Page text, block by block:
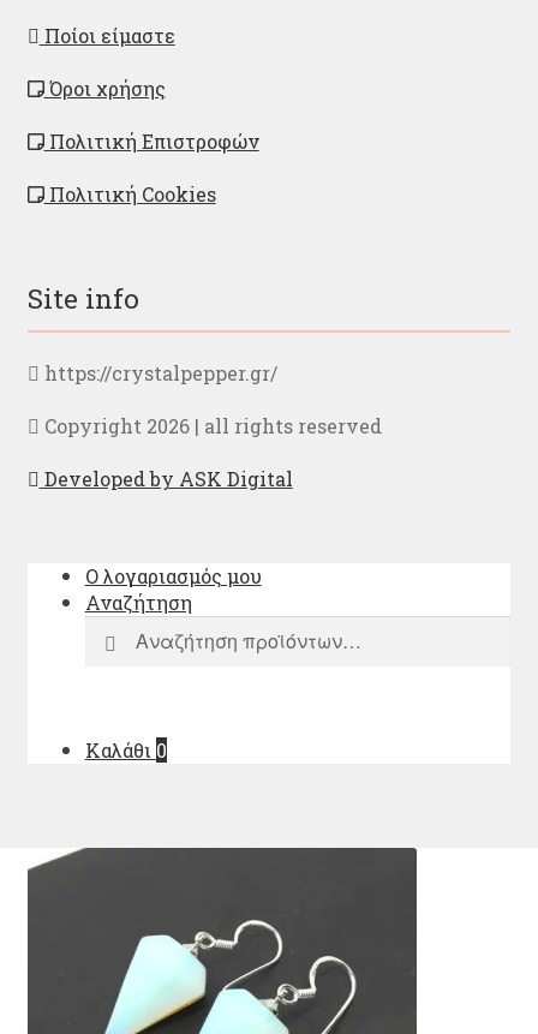
Ποίοι είμαστε
Όροι χρήσης
Πολιτική Επιστροφών
Πολιτική Cookies
Site info
https://crystalpepper.gr/
Copyright 2026 | all rights reserved
Developed by ASK Digital
Ο λογαριασμός μου
Αναζήτηση
Αναζήτηση
για:
Αναζήτηση
Καλάθι 0